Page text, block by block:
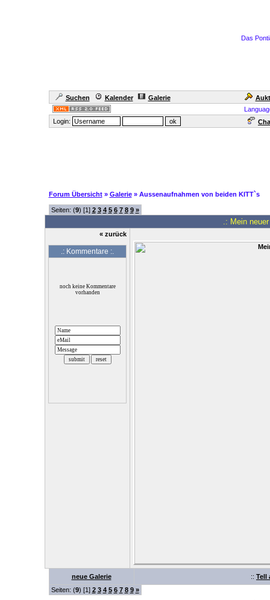
Das
Suchen Kalender Galerie
Login:
Forum Übersicht» Galerie» Aussenaufnahmen von beiden KITT`s
Seiten: (9) [1] 2 3 4 5 6 7 8 9 »
.: Mein
« zurück
.: Kommentare :.
neue Galerie :: Tell
Seiten: (9) [1] 2 3 4 5 6 7 8 9 »